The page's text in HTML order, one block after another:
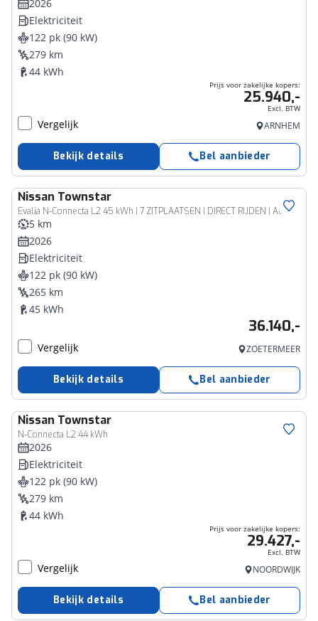
2026
Elektriciteit
122 pk (90 kW)
279 km
44 kWh
Prijs voor zakelijke kopers:
25.940,-
Excl. BTW
Vergelijk ARNHEM
Bekijk details Bel aanbieder
Nissan Townstar
Evalia N-Connecta L2 45 kWh | 7 ZITPLAATSEN | DIRECT RIJDEN | ACHTERUITRIJCAMERA | APPLE/ANDROID CARPLAY | CLIMATE |
5 km
2026
Elektriciteit
122 pk (90 kW)
265 km
45 kWh
36.140,-
Vergelijk ZOETERMEER
Bekijk details Bel aanbieder
Nissan Townstar
N-Connecta L2 44 kWh
Bedrijfswagen
2026
Elektriciteit
122 pk (90 kW)
279 km
44 kWh
Prijs voor zakelijke kopers:
29.427,-
Excl. BTW
Vergelijk NOORDWIJK
Bekijk details Bel aanbieder